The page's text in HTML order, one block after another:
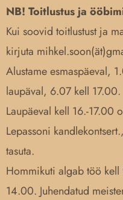
NB! Toitlustus ja
Kui soovid toitlustust ja
kirjuta mihkel.soon(ät)
Alustame esmaspäeval,
laupäval, 6.07 kell 17.00.
Laupäeval kell 16.-17.00
Lepassoni
tasuta.
Hommikuti algab töö
14.00. Juhendatud